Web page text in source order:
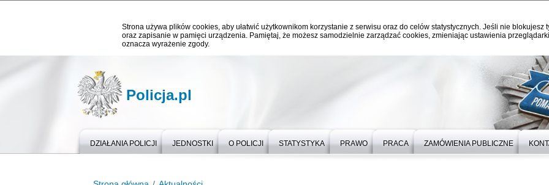
Strona używa plików cookies, aby ułatwić użytkownikom korzystanie z serwisu oraz do celów statystycznych. Jeśli nie blokujesz
oraz zapisanie w pamięci urządzenia. Pamiętaj, że możesz samodzielnie zarządzać cookies, zmieniając ustawienia
oznacza wyrażenie zgody.
Policja.pl
DZIAŁANIA POLICJI JEDNOSTKI O POLICJI STATYSTYKA PRAWO PRACA ZAMÓWIENIA PUBLICZNE